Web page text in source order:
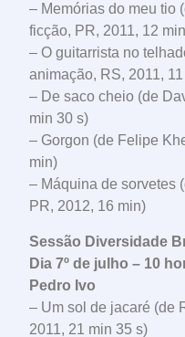
– Memórias do meu tio
ficção, PR, 2011, 12
– O guitarrista no
animação, RS, 2011,
– De saco cheio (de
min 30 s)
– Gorgon (de Felipe
min)
– Máquina de sorvetes
PR, 2012, 16 min)
Sessão Diversidade
Dia 7º de julho – 10
Pedro Ivo
– Um sol de jacaré (de
2011, 21 min 35 s)